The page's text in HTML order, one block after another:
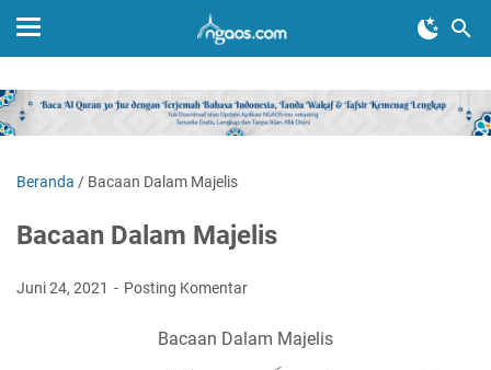
Beranda / Bacaan Dalam Majelis
Bacaan Dalam Majelis
Juni 24, 2021 Posting Komentar
Bacaan Dalam Majelis